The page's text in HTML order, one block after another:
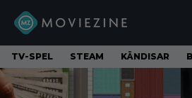
TV-SPEL STEAM KÄNDISAR